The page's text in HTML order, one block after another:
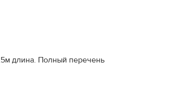
длина. Полный перечень